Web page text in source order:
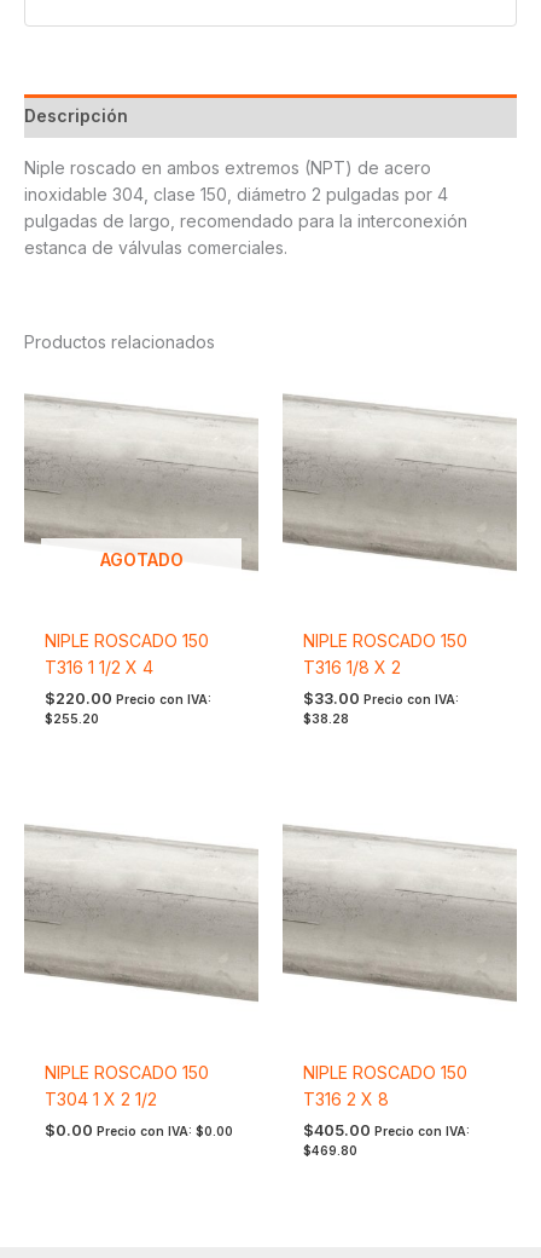
Descripción
Niple roscado en ambos extremos (NPT) de acero
inoxidable 304, clase 150, diámetro 2 pulgadas por 4
pulgadas de largo, recomendado para la interconexión
estanca de válvulas comerciales.
Productos relacionados
AGOTADO
NIPLE ROSCADO 150
T316 1 1/2 X 4
$220.00 Precio con IVA:
$255.20
NIPLE ROSCADO 150
T316 1/8 X 2
$33.00 Precio con IVA:
$38.28
NIPLE ROSCADO 150
T304 1 X 2 1/2
$0.00 Precio con IVA: $0.00
NIPLE ROSCADO 150
T316 2 X 8
$405.00 Precio con IVA:
$469.80